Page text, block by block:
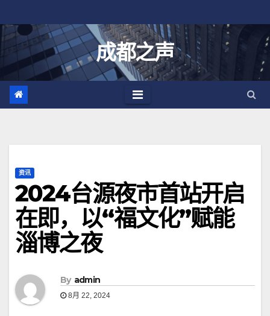
至
成都之声
资讯
2024台源夜市首站开启
在即，以“福文化”赋能
淄博之夜
By admin
8月 22, 2024